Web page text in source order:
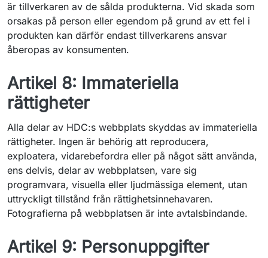
är tillverkaren av de sålda produkterna. Vid skada som
orsakas på person eller egendom på grund av ett fel i
produkten kan därför endast tillverkarens ansvar
åberopas av konsumenten.
Artikel 8: Immateriella
rättigheter
Alla delar av HDC:s webbplats skyddas av immateriella
rättigheter. Ingen är behörig att reproducera,
exploatera, vidarebefordra eller på något sätt använda,
ens delvis, delar av webbplatsen, vare sig
programvara, visuella eller ljudmässiga element, utan
uttryckligt tillstånd från rättighetsinnehavaren.
Fotografierna på webbplatsen är inte avtalsbindande.
Artikel 9: Personuppgifter